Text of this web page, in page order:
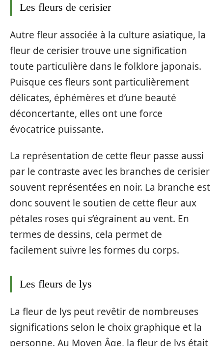
Les fleurs de cerisier
Autre fleur associée à la culture asiatique, la
fleur de cerisier trouve une signification
toute particulière dans le folklore japonais.
Puisque ces fleurs sont particulièrement
délicates, éphémères et d’une beauté
déconcertante, elles ont une force
évocatrice puissante.
La représentation de cette fleur passe aussi
par le contraste avec les branches de cerisier
souvent représentées en noir. La branche est
donc souvent le soutien de cette fleur aux
pétales roses qui s’égrainent au vent. En
termes de dessins, cela permet de
facilement suivre les formes du corps.
Les fleurs de lys
La fleur de lys peut revêtir de nombreuses
significations selon le choix graphique et la
personne. Au Moyen Âge, la fleur de lys était